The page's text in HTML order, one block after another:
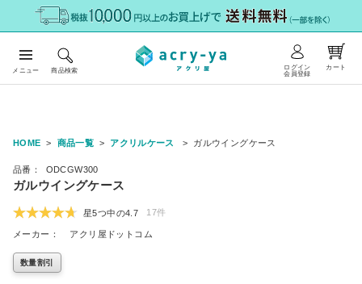
メニュー 商品検索
ログイン
会員登録
カート
HOME 商品一覧 アクリルケース ガルウイングケース
品番： ODCGW300
ガルウイングケース
星5つ中の4.7 17件
メーカー： アクリ屋ドットコム
数量割引